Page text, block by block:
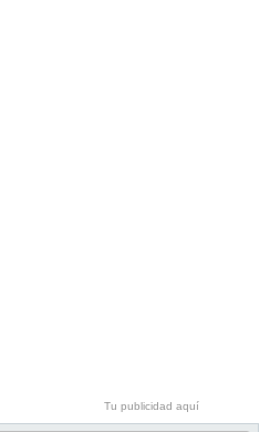
Tu publicidad aquí